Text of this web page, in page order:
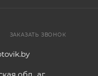
ЗАКАЗАТЬ ЗВОНОК